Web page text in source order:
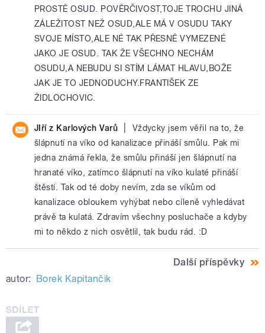
PROSTĚ OSUD. POVĚRČIVOST,TOJE TROCHU JINÁ
ZÁLEŽITOST NEŽ OSUD,ALE MÁ V OSUDU TAKY
SVOJE MÍSTO,ALE NÉ TAK PŘESNĚ VYMEZENÉ
JAKO JE OSUD. TAK ŽE VŠECHNO NECHÁM
OSUDU,A NEBUDU SI STÍM LÁMAT HLAVU,BOŽE
JAK JE TO JEDNODUCHY.FRANTIŠEK ZE
ŽIDLOCHOVIC.
JIří z Karlových Varů
Vždycky jsem věřil na to, že
šlápnutí na víko od kanalizace přináší smůlu. Pak mi
jedna známá řekla, že smůlu přináší jen šlápnutí na
hranaté víko, zatímco šlápnutí na víko kulaté přináší
štěstí. Tak od té doby nevím, zda se víkům od
kanalizace obloukem vyhýbat nebo cíleně vyhledávat
právě ta kulatá. Zdravím všechny posluchače a kdyby
mi to někdo z nich osvětlil, tak budu rád. :D
Další příspěvky
autor: Borek Kapitančik